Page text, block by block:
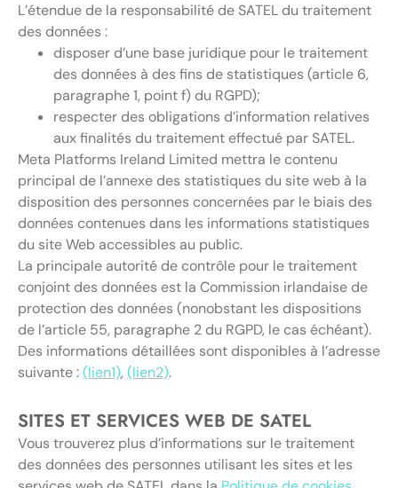
L’étendue de la responsabilité de SATEL du traitement
des données :
disposer d’une base juridique pour le traitement
des données à des fins de statistiques (article 6,
paragraphe 1, point f) du RGPD);
respecter des obligations d’information relatives
aux finalités du traitement effectué par SATEL.
Meta Platforms Ireland Limited mettra le contenu
principal de l’annexe des statistiques du site web à la
disposition des personnes concernées par le biais des
données contenues dans les informations statistiques
du site Web accessibles au public.
La principale autorité de contrôle pour le traitement
conjoint des données est la Commission irlandaise de
protection des données (nonobstant les dispositions
de l’article 55, paragraphe 2 du RGPD, le cas échéant).
Des informations détaillées sont disponibles à l’adresse
suivante :(lien1), (lien2).
SITES ET SERVICES WEB DE SATEL
Vous trouverez plus d’informations sur le traitement
des données des personnes utilisant les sites et les